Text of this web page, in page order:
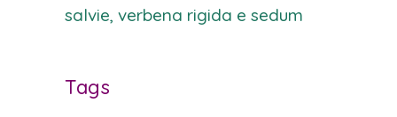
salvie, verbena rigida e sedum
Tags